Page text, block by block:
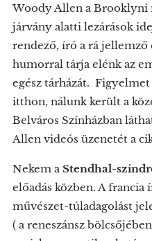
Woody Allen a Brooklyni
járvány alatti lezárások
rendező, író a rá
humorral tárja elénk az
egész tárházát.
itthon, nálunk került a
Belváros Színházban
Allen videós üzenetét a
Nekem a Stendhal-
előadás közben. A
művészet-túladagolást
( a reneszánsz